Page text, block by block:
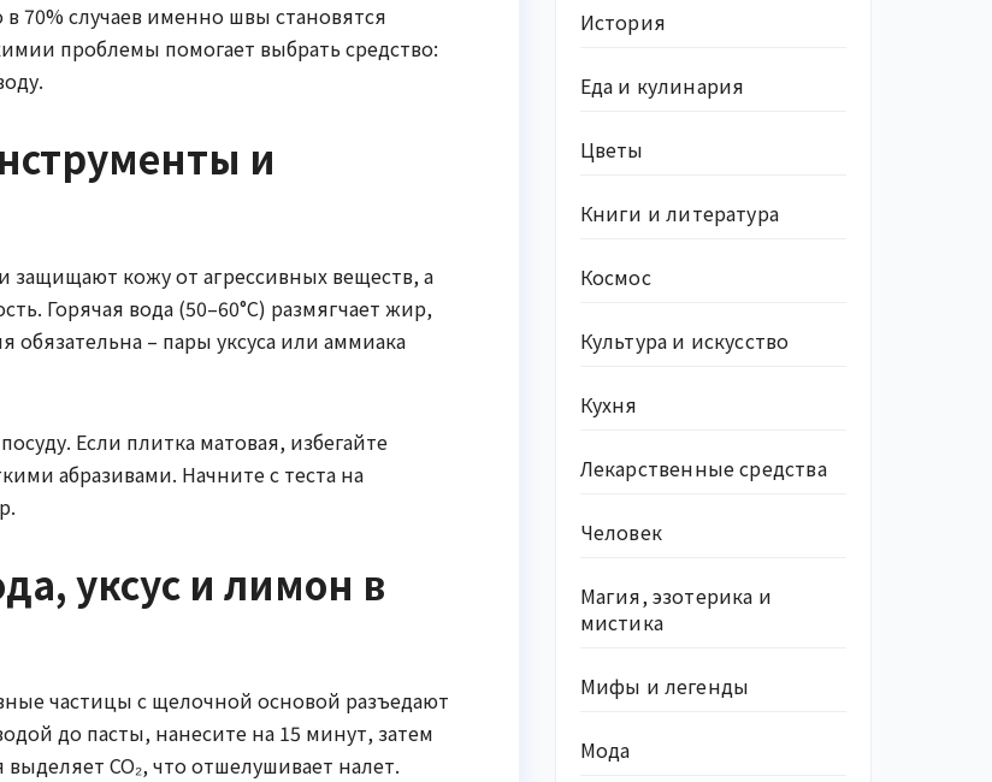
70% случаев именно швы становятся
проблемы помогает выбрать средство:
и
защищают кожу от агрессивных веществ, а
Горячая вода (50–60°C) размягчает жир,
– пары уксуса или аммиака
Если плитка матовая, избегайте
абразивами. Начните с теста на
уксус и лимон в
частицы с щелочной основой разъедают
до пасты, нанесите на 15 минут, затем
CO₂, что отшелушивает налет.
История
Еда и кулинария
Цветы
Книги и литература
Космос
Культура и искусство
Кухня
Лекарственные средства
Человек
Магия, эзотерика и
мистика
Мифы и легенды
Мода